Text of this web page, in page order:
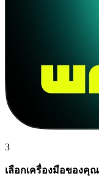
3
เลือกเครื่องมือของคุณ